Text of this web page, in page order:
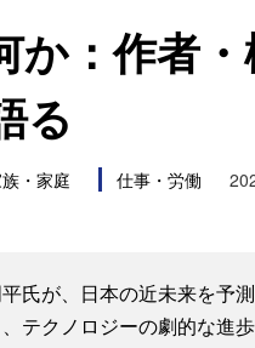
か：作者
る
・家庭 仕事・労働
氏が、日本の近未来を予
テクノロジーの劇的な進